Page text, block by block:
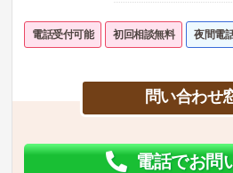
電話受付可能 初回相談無料 夜間電
問い合わせ
電話でお問